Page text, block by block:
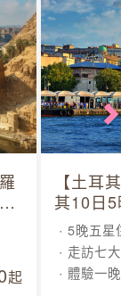
起
【土耳
其10日
5晚五星
走訪七
體驗一